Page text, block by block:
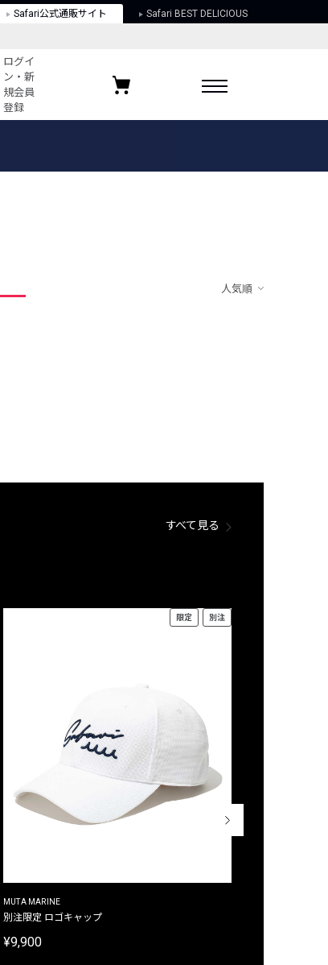
Safari公式通販サイト Safari BEST DELICIOUS
ログイ
ン・新
規会員
登録
お気に入りブランド
人気順
すべて見る
限定 別注
MUTA MARINE
別注限定 ロゴキャップ
¥9,900